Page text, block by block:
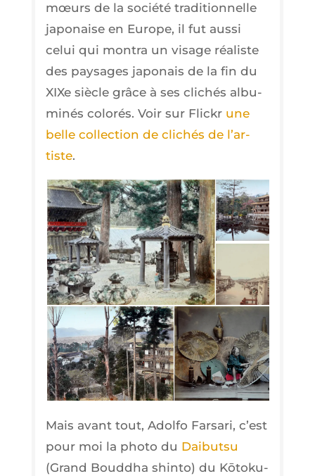
mœurs de la socié­té tra­di­tion­nelle
japo­naise en Europe, il fut aus­si
celui qui mon­tra un visage réa­liste
des pay­sages japo­nais de la fin du
XIXe siècle grâce à ses cli­chés albu­
mi­nés colo­rés. Voir sur Fli­ckr une
belle col­lec­tion de cli­chés de l’ar­
tiste.
Mais avant tout, Adol­fo Far­sa­ri, c’est
pour moi la pho­to du Dai­but­su
(Grand Boud­dha shin­to) du Kōto­ku-